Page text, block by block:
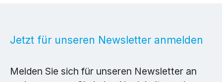
Jetzt für unseren Newsletter anmelden
Melden Sie sich für unseren Newsletter an